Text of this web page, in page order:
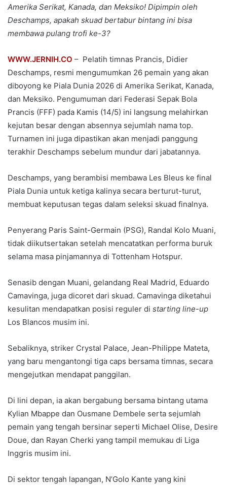
Amerika Serikat, Kanada, dan Meksiko! Dipimpin oleh
Deschamps, apakah skuad bertabur bintang ini bisa
membawa pulang trofi ke-3?
WWW.JERNIH.CO – Pelatih timnas Prancis, Didier
Deschamps, resmi mengumumkan 26 pemain yang akan
diboyong ke Piala Dunia 2026 di Amerika Serikat, Kanada,
dan Meksiko. Pengumuman dari Federasi Sepak Bola
Prancis (FFF) pada Kamis (14/5) ini langsung melahirkan
kejutan besar dengan absennya sejumlah nama top.
Turnamen ini juga dipastikan akan menjadi panggung
terakhir Deschamps sebelum mundur dari jabatannya.
Deschamps, yang berambisi membawa Les Bleus ke final
Piala Dunia untuk ketiga kalinya secara berturut-turut,
membuat keputusan tegas dalam seleksi skuad finalnya.
Penyerang Paris Saint-Germain (PSG), Randal Kolo Muani,
tidak diikutsertakan setelah mencatatkan performa buruk
selama masa pinjamannya di Tottenham Hotspur.
Senasib dengan Muani, gelandang Real Madrid, Eduardo
Camavinga, juga dicoret dari skuad. Camavinga diketahui
kesulitan mendapatkan posisi reguler di starting line-up
Los Blancos musim ini.
Sebaliknya, striker Crystal Palace, Jean-Philippe Mateta,
yang baru mengantongi tiga caps bersama timnas, secara
mengejutkan mendapat panggilan.
Di lini depan, ia akan bergabung bersama bintang utama
Kylian Mbappe dan Ousmane Dembele serta sejumlah
pemain yang tengah bersinar seperti Michael Olise, Desire
Doue, dan Rayan Cherki yang tampil memukau di Liga
Inggris musim ini.
Di sektor tengah lapangan, N’Golo Kante yang kini